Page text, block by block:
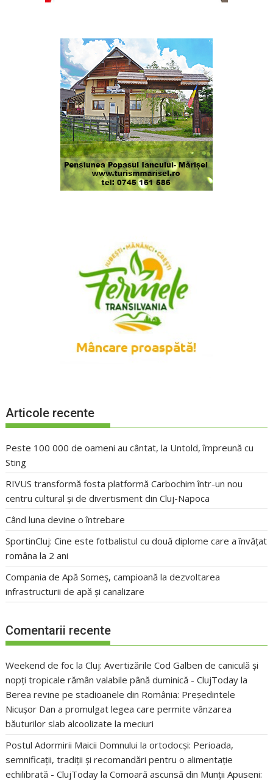
Articole recente
Peste 100 000 de oameni au cântat, la Untold, împreună cu
Sting
RIVUS transformă fosta platformă Carbochim într-un nou
centru cultural și de divertisment din Cluj-Napoca
Când luna devine o întrebare
SportinCluj: Cine este fotbalistul cu două diplome care a învățat
româna la 2 ani
Compania de Apă Someș, campioană la dezvoltarea
infrastructurii de apă și canalizare
Comentarii recente
Weekend de foc la Cluj: Avertizările Cod Galben de caniculă și
nopți tropicale rămân valabile până duminică - ClujToday la
Berea revine pe stadioanele din România: Președintele
Nicușor Dan a promulgat legea care permite vânzarea
băuturilor slab alcoolizate la meciuri
Postul Adormirii Maicii Domnului la ortodocși: Perioada,
semnificații, tradiții și recomandări pentru o alimentație
echilibrată - ClujToday laComoară ascunsă din Munții Apuseni: